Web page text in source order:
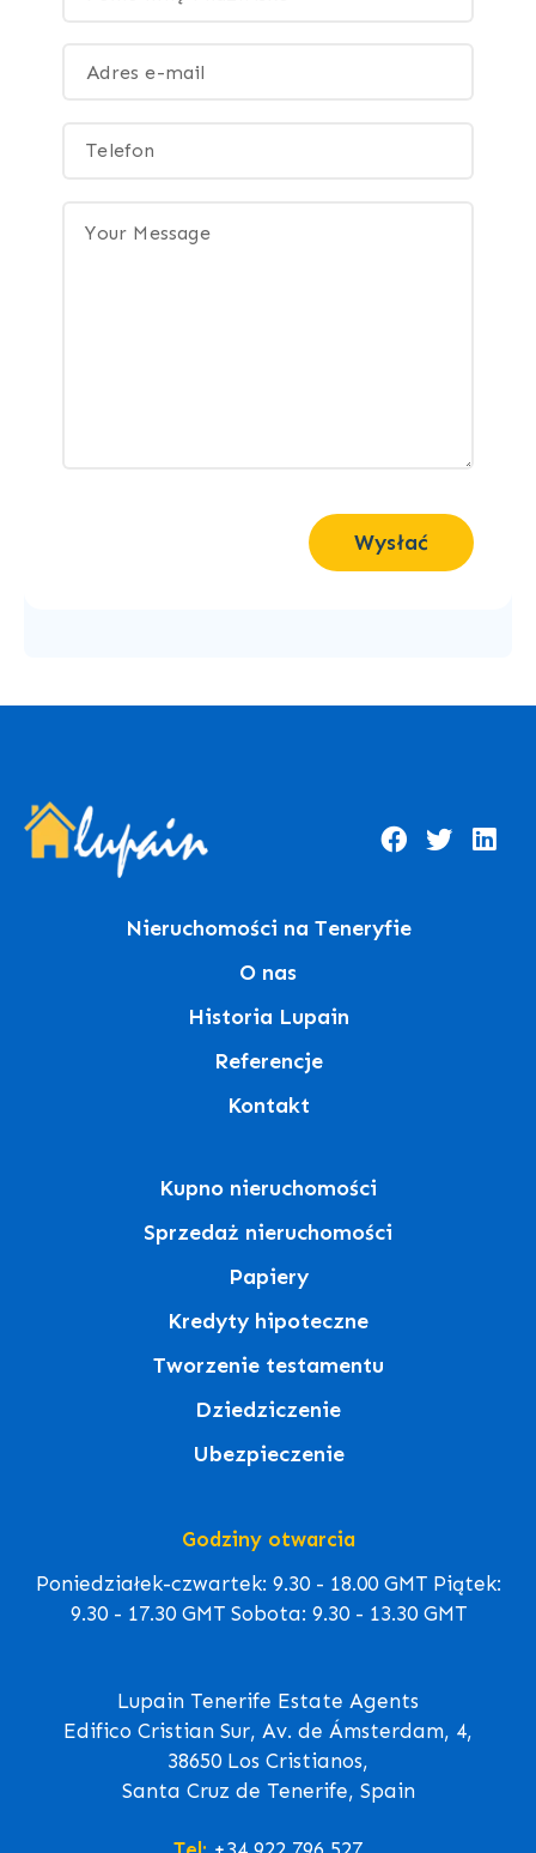
Wysłać
Nieruchomości na Teneryfie
O nas
Historia Lupain
Referencje
Kontakt
Kupno nieruchomości
Sprzedaż nieruchomości
Papiery
Kredyty hipoteczne
Tworzenie testamentu
Dziedziczenie
Ubezpieczenie
Godziny otwarcia
Poniedziałek-czwartek: 9.30 - 18.00 GMT Piątek:
9.30 - 17.30 GMT Sobota: 9.30 - 13.30 GMT
Lupain Tenerife Estate Agents
Edifico Cristian Sur, Av. de Ámsterdam, 4,
38650 Los Cristianos,
Santa Cruz de Tenerife, Spain